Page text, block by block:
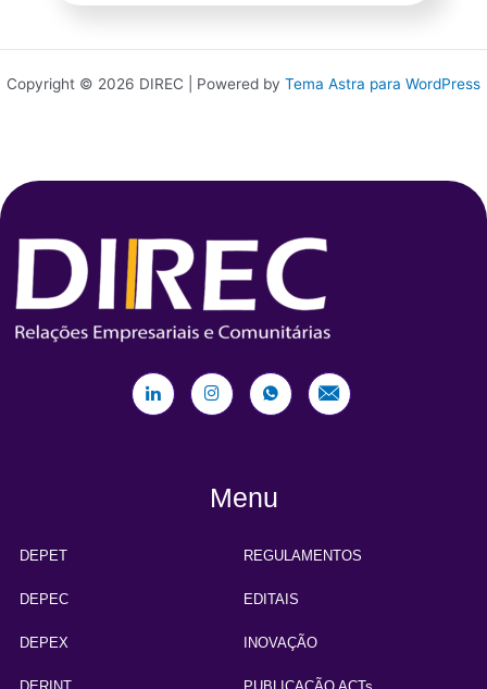
Copyright © 2026 DIREC | Powered by Tema Astra para WordPress
Menu
DEPET
DEPEC
DEPEX
REGULAMENTOS
EDITAIS
INOVAÇÃO